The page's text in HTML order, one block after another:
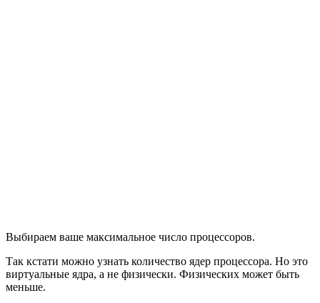
Выбираем ваше максимальное число процессоров.
Так кстати можно узнать количество ядер процессора. Но это
виртуальные ядра, а не физически. Физических может быть
меньше.